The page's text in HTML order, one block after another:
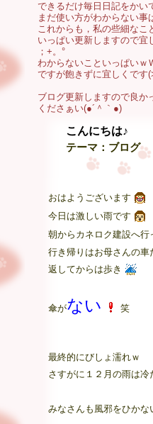
できるだけ毎日日記をかい
まだ使い方がわからない事
これからも，私の些細なこ
いっぱい更新しますので宜
；+。°
わからないこといっぱいｗ
ですが飽きずに宜しくです
ブログ更新しますので良か
くださぁい(●´＾｀●)
こんにちは♪
テーマ： ブログ
おはようございます
今日は激しい雨です
朝からカネロク建設へ行
行き帰りはお母さんの
返してからは歩き
傘がない 笑
最終的にびしょ濡れｗ
さすがに１２月の雨は冷
みなさんも風邪をひか